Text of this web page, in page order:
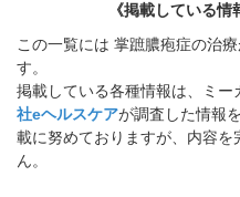
《掲載している情
この一覧には 掌蹠膿疱症の治
す。
掲載している各種情報は、ミ
社eヘルスケアが調査した情報
載に努めておりますが、内容
ん。